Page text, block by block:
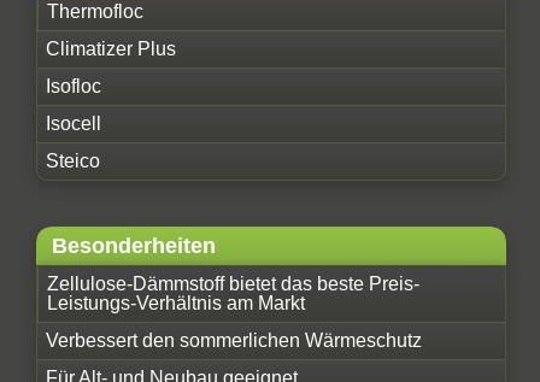
Thermofloc
Climatizer Plus
Isofloc
Isocell
Steico
Besonderheiten
Zellulose-Dämmstoff bietet das beste Preis-
Leistungs-Verhältnis am Markt
Verbessert den sommerlichen Wärmeschutz